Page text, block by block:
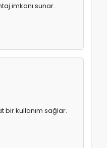
imkanı sunar.
bir kullanım sağlar.